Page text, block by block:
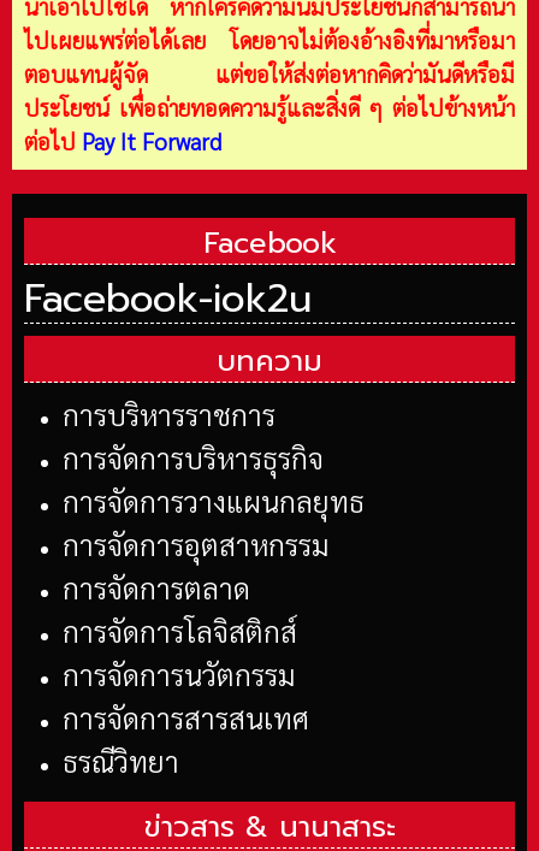
นำเอาไปใช้ได้ หากใครคิดว่ามันมีประโยชน์ก็สามารถนำ
ไปเผยแพร่ต่อได้เลย โดยอาจไม่ต้องอ้างอิงที่มาหรือมา
ตอบแทนผู้จัด แต่ขอให้ส่งต่อหากคิดว่ามันดีหรือมี
ประโยชน์ เพื่อถ่ายทอดความรู้และสิ่งดี ๆ ต่อไปข้างหน้า
ต่อไป Pay It Forward
Facebook
Facebook-iok2u
บทความ
การบริหารราชการ
การจัดการบริหารธุรกิจ
การจัดการวางแผนกลยุทธ
การจัดการอุตสาหกรรม
การจัดการตลาด
การจัดการโลจิสติกส์
การจัดการนวัตกรรม
การจัดการสารสนเทศ
ธรณีวิทยา
ข่าวสาร & นานาสาระ